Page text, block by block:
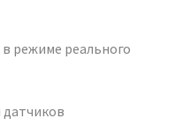
режиме реального